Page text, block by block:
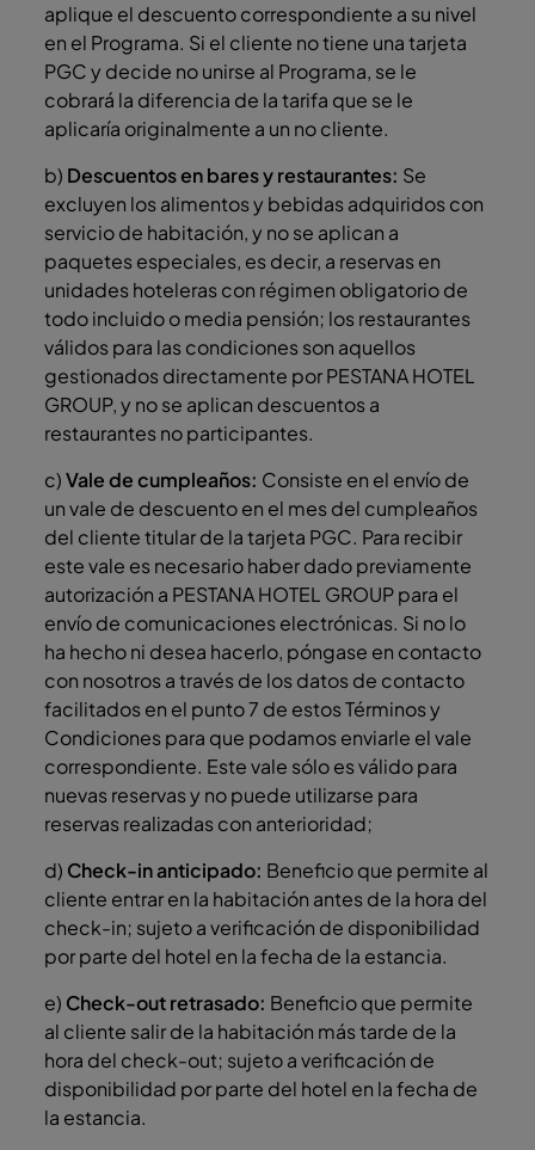
aplique el descuento correspondiente a su nivel
en el Programa. Si el cliente no tiene una tarjeta
PGC y decide no unirse al Programa, se le
cobrará la diferencia de la tarifa que se le
aplicaría originalmente a un no cliente.
b) Descuentos en bares y restaurantes: Se
excluyen los alimentos y bebidas adquiridos con
servicio de habitación, y no se aplican a
paquetes especiales, es decir, a reservas en
unidades hoteleras con régimen obligatorio de
todo incluido o media pensión; los restaurantes
válidos para las condiciones son aquellos
gestionados directamente por PESTANA HOTEL
GROUP, y no se aplican descuentos a
restaurantes no participantes.
c)Vale de cumpleaños: Consiste en el envío de
un vale de descuento en el mes del cumpleaños
del cliente titular de la tarjeta PGC. Para recibir
este vale es necesario haber dado previamente
autorización a PESTANA HOTEL GROUP para el
envío de comunicaciones electrónicas. Si no lo
ha hecho ni desea hacerlo, póngase en contacto
con nosotros a través de los datos de contacto
facilitados en el punto 7 de estos Términos y
Condiciones para que podamos enviarle el vale
correspondiente. Este vale sólo es válido para
nuevas reservas y no puede utilizarse para
reservas realizadas con anterioridad;
d) Check-in anticipado: Beneficio que permite al
cliente entrar en la habitación antes de la hora del
check-in; sujeto a verificación de disponibilidad
por parte del hotel en la fecha de la estancia.
e) Check-out retrasado: Beneficio que permite
al cliente salir de la habitación más tarde de la
hora del check-out; sujeto a verificación de
disponibilidad por parte del hotel en la fecha de
la estancia.